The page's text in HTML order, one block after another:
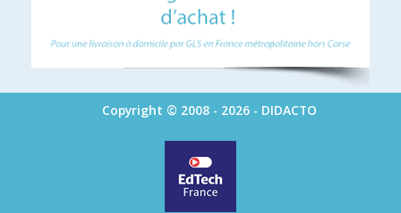
Copyright © 2008 - 2026 - DIDACTO